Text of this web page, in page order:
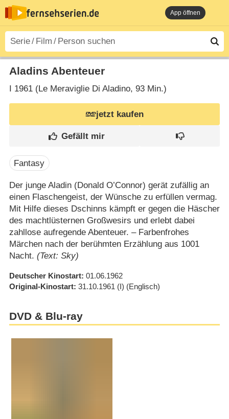
App öffnen
Aladins Abenteuer
1961 (Le Meraviglie Di Aladino‎, 93 Min.)
jetzt kaufen
Fantasy
Der junge Aladin (Donald O’Connor) gerät zufällig an
einen Flaschengeist, der Wünsche zu erfüllen vermag.
Mit Hilfe dieses Dschinns kämpft er gegen die Häscher
des machtlüsternen Großwesirs und erlebt dabei
zahllose aufregende Abenteuer. – Farbenfrohes
Märchen nach der berühmten Erzählung aus 1001
Nacht. (Text: Sky)
Deutscher Kinostart 01.06.1962
Original-Kinostart 31.10.1961 (I) (Englisch)
DVD & Blu-ray